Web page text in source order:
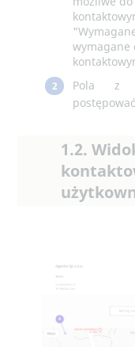
wymagane
2
Pola z
1.2.